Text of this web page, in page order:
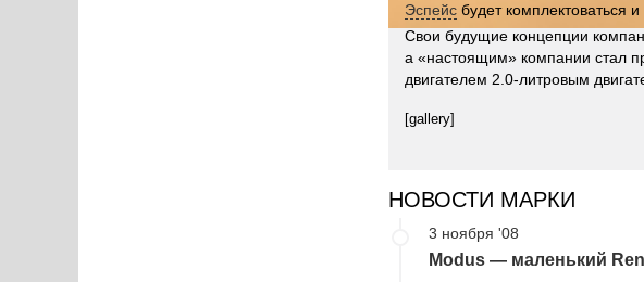
Эспейс будет комплектоваться
Свои будущие концепции
а «настоящим» компании стал
двигателем 2.0-литровым
[gallery]
НОВОСТИ МАРКИ
3 ноября '08
Modus — маленький